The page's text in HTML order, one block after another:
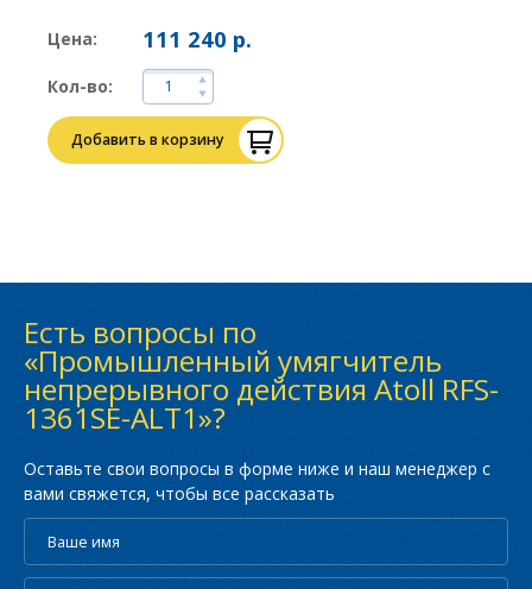
Цена: 111 240 р.
Кол-во:
Добавить в корзину
Есть вопросы по
«Промышленный умягчитель
непрерывного действия Atoll RFS-
1361SE-ALT1»?
Оставьте свои вопросы в форме ниже и наш менеджер с
вами свяжется, чтобы все рассказать